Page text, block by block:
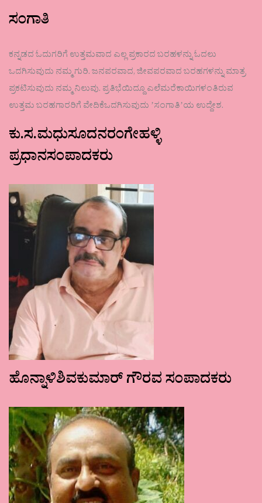
ಸಂಗಾತಿ
ಕನ್ನಡದ ಓದುಗರಿಗೆ ಉತ್ತಮವಾದ ಎಲ್ಲ ಪ್ರಕಾರದ ಬರಹಳನ್ನು ಓದಲು
ಒದಗಿಸುವುದು ನಮ್ಮ ಗುರಿ. ಜನಪರವಾದ, ಜೀವಪರವಾದ ಬರಹಗಳನ್ನು ಮಾತ್ರ
ಪ್ರಕಟಿಸುವುದು ನಮ್ಮ ನಿಲುವು. ಪ್ರತಿಭೆಯಿದ್ದೂ ಎಲೆಮರೆಕಾಯಿಗಳಂತಿರುವ
ಉತ್ತಮ ಬರಹಗಾರರಿಗೆ ವೇದಿಕೆಒದಗಿಸುವುದು ʼಸಂಗಾತಿʼಯ ಉದ್ದೇಶ.
ಕು.ಸ.ಮಧುಸೂದನರಂಗೇಹಳ್ಳಿ
ಪ್ರಧಾನಸಂಪಾದಕರು
ಹೊನ್ನಾಳಿಶಿವಕುಮಾರ್ ಗೌರವ ಸಂಪಾದಕರು